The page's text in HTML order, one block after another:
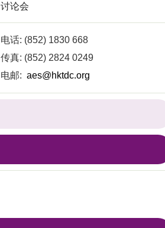
讨论会
电话: (852) 1830 668
传真: (852) 2824 0249
电邮: aes@hktdc.org